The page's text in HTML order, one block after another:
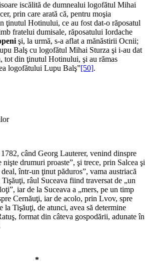
iscălită de dumnealui logofătul Mihai
prin care arată că, pentru moşia
ţinutul Hotinului, ce au fost dat-o răposatul
fratelui dumisale, răposatului Iordache
şi, la urmă, s-a aflat a mănăstirii Ocnii;
Balş cu logofătul Mihai Sturza şi i-au dat
tot din ţinutul Hotinului, şi au rămas
logofătului Lupu Balş”[50].
când Georg Lauterer, venind dinspre
drumuri proaste”, şi trece, prin Salcea şi
într-un ţinut păduros”, vama austriacă
Tişăuţi, râul Suceava fiind traversat de „un
iar de la Suceava a „mers, pe un timp
Cernăuţi, iar de acolo, prin Lvov, spre
la Tişăuţi, de atunci, avea să determine
format din câteva gospodării, adunate în
*